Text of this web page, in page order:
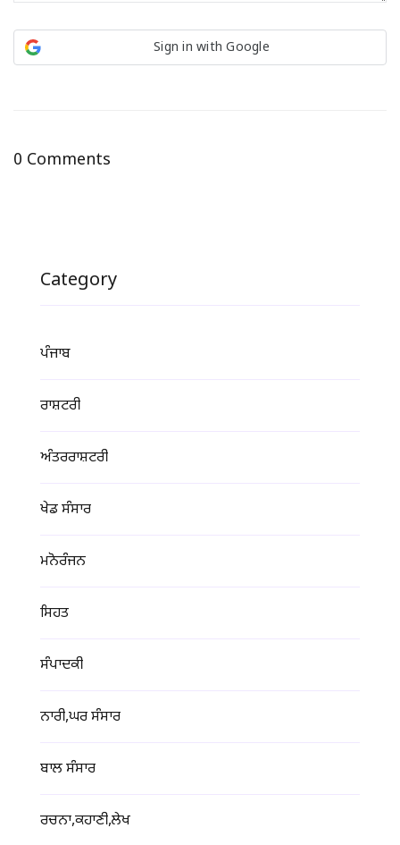
Sign in with Google
0 Comments
Category
ਪੰਜਾਬ
ਰਾਸ਼ਟਰੀ
ਅੰਤਰਰਾਸ਼ਟਰੀ
ਖੇਡ ਸੰਸਾਰ
ਮਨੋਰੰਜਨ
ਸਿਹਤ
ਸੰਪਾਦਕੀ
ਨਾਰੀ,ਘਰ ਸੰਸਾਰ
ਬਾਲ ਸੰਸਾਰ
ਰਚਨਾ,ਕਹਾਣੀ,ਲੇਖ